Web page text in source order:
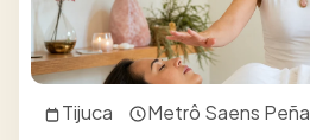
Tijuca Metrô Saens Peña